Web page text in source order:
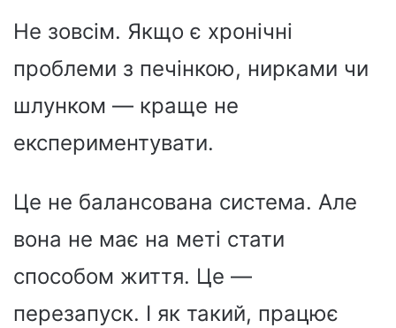
Не зовсім. Якщо є хронічні
проблеми з печінкою, нирками чи
шлунком — краще не
експериментувати.
Це не балансована система. Але
вона не має на меті стати
способом життя. Це —
перезапуск. І як такий, працює